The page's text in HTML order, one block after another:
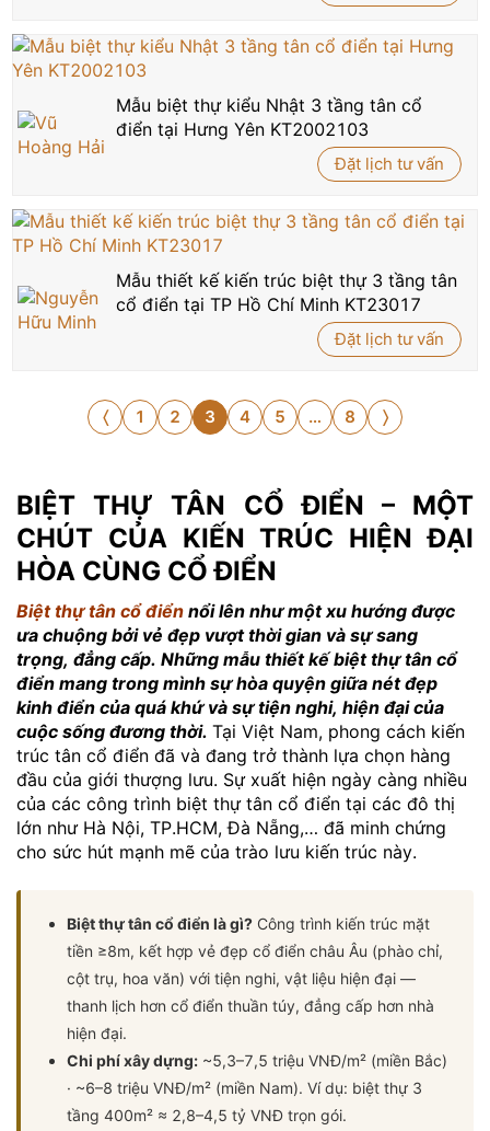
Mẫu biệt thự kiểu Nhật 3 tầng tân cổ
điển tại Hưng Yên KT2002103
Đặt lịch tư vấn
Mẫu thiết kế kiến trúc biệt thự 3 tầng tân
cổ điển tại TP Hồ Chí Minh KT23017
Đặt lịch tư vấn
〈 1 2 3 4 5 … 8 〉
BIỆT THỰ TÂN CỔ ĐIỂN – MỘT
CHÚT CỦA KIẾN TRÚC HIỆN ĐẠI
HÒA CÙNG CỔ ĐIỂN
Biệt thự tân cổ điển nổi lên như một xu hướng được
ưa chuộng bởi vẻ đẹp vượt thời gian và sự sang
trọng, đẳng cấp. Những mẫu thiết kế biệt thự tân cổ
điển mang trong mình sự hòa quyện giữa nét đẹp
kinh điển của quá khứ và sự tiện nghi, hiện đại của
cuộc sống đương thời. Tại Việt Nam, phong cách kiến
trúc tân cổ điển đã và đang trở thành lựa chọn hàng
đầu của giới thượng lưu. Sự xuất hiện ngày càng nhiều
của các công trình biệt thự tân cổ điển tại các đô thị
lớn như Hà Nội, TP.HCM, Đà Nẵng,… đã minh chứng
cho sức hút mạnh mẽ của trào lưu kiến trúc này.
Biệt thự tân cổ điển là gì? Công trình kiến trúc mặt
tiền ≥8m, kết hợp vẻ đẹp cổ điển châu Âu (phào chỉ,
cột trụ, hoa văn) với tiện nghi, vật liệu hiện đại —
thanh lịch hơn cổ điển thuần túy, đẳng cấp hơn nhà
hiện đại.
Chi phí xây dựng: ~5,3–7,5 triệu VNĐ/m² (miền Bắc)
· ~6–8 triệu VNĐ/m² (miền Nam). Ví dụ: biệt thự 3
tầng 400m² ≈ 2,8–4,5 tỷ VNĐ trọn gói.